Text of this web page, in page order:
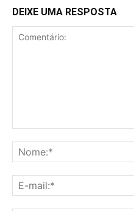
DEIXE UMA RESPOSTA